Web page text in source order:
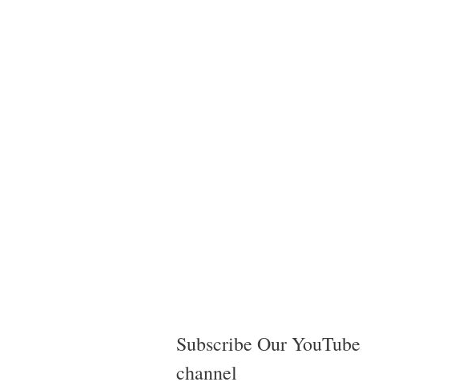
Subscribe Our YouTube
channel